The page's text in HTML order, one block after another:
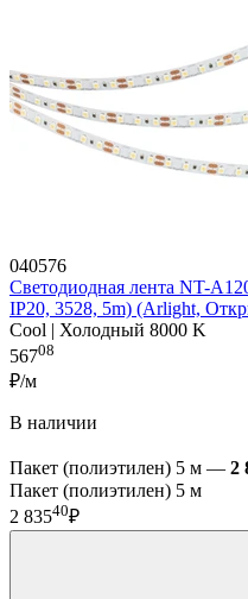
040576
Светодиодная лента NT-
IP20, 3528, 5m) (Arlight,
Cool | Холодный 8000 K
56708
₽/м
В наличии
Пакет (полиэтилен) 5 м — 2
Пакет (полиэтилен) 5 м
2 83540₽